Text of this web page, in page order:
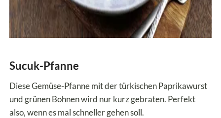
Sucuk-Pfanne
Diese Gemüse-Pfanne mit der türkischen Paprikawurst
und grünen Bohnen wird nur kurz gebraten. Perfekt
also, wenn es mal schneller gehen soll.